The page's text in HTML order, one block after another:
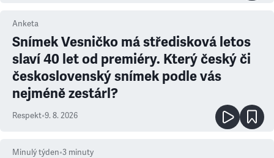
Anketa
Snímek Vesničko má středisková letos
slaví 40 let od premiéry. Který český či
československý snímek podle vás
nejméně zestárl?
Respekt•9. 8. 2026
Minulý týden•3 minuty